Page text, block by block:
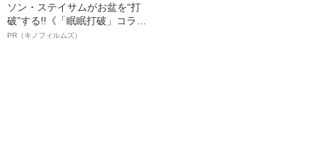
ソン・ステイサムがお盆を“打
破”する!!《「眠眠打破」コラ
ボ》
PR（キノフィルムズ）